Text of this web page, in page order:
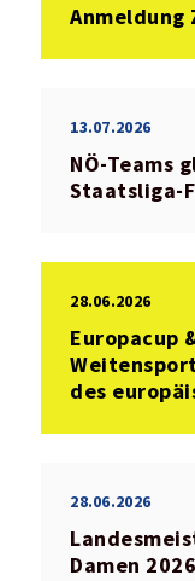
13.07.2026
NÖ‑Teams
28.06.2026
Europacup
des
28.06.2026
Damen 2026